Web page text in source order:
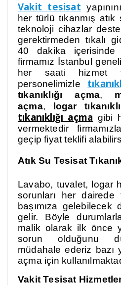
Vakit tesisat
her türlü tıkanmış
teknoloji cihazlar
gerektirmeden tıkalı
40 dakika
firmamız İstanbul
her saati hizmet
personelimizle
tıkanıklığı açma,
açma, logar
tıkanıklığı açma gibi
vermektedir
geçip fiyat teklifi
Atık Su Tesisat
Lavabo, tuvalet, logar
sorunları her
başımıza gelebilecek
gelir. Böyle durumlarla
malik olarak ilk önce
sorun olduğunu
müdahale ederiz bazı
açma için
Vakit Tesisat